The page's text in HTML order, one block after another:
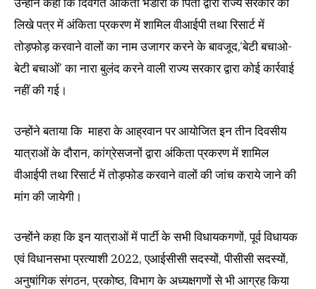
लिखे पत्र में अंकिता प्रकरण में शामिल वीआईपी तथा रिसार्ट में
तोड़फोड़ करवाने वालों का नाम उजागर करने के बावजूद,‘बेटी बचाओ-
बेटी बचाओं’ का नारा बुलंद करने वाली राज्य सरकार द्वारा कोई कार्रवाई
नहीं की गई।
उन्होंने बताया कि माहरा के आह्रवान पर आयोजित इन तीन दिवसीय
यात्राओं के दौरान, कांग्रेसजनों द्वारा अंकिता प्रकरण में शामिल
वीआईपी तथा रिसार्ट में तोड़फोड करवाने वालों की जांच कराये जाने की
मांग की जायेगी।
उन्होंने कहा कि इन यात्राओं में पार्टी के सभी विधायकगणों, पूर्व विधायक
एवं विधानसभा प्रत्याशी 2022, एआईसीसी सदस्यों, पीसीसी सदस्यों,
अनुषांगिक संगठन, प्रकोष्ठ, विभाग के अध्यक्षगणों से भी आग्रह किया